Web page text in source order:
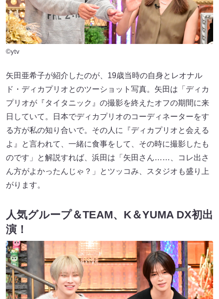
©ytv
矢田亜希子が紹介したのが、19歳当時の自身とレオナル
ド・ディカプリオとのツーショット写真。矢田は「ディカ
プリオが『タイタニック』の撮影を終えたオフの期間に来
日していて。日本でディカプリオのコーディネーターをす
る方が私の知り合いで。その人に『ディカプリオと会える
よ』と言われて、一緒に食事をして、その時に撮影したも
のです」と解説すれば、浜田は「矢田さん……、コレ出さ
ん方がよかったんじゃ？」とツッコみ、スタジオも盛り上
がります。
人気グループ＆TEAM、K＆YUMA DX初出
演！